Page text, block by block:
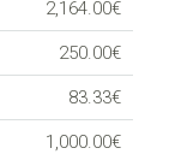
2,164.00€
250.00€
83.33€
1,000.00€